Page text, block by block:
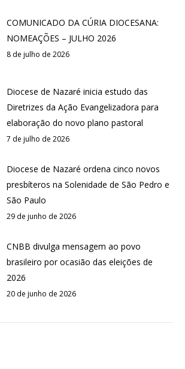
COMUNICADO DA CÚRIA DIOCESANA:
NOMEAÇÕES – JULHO 2026
8 de julho de 2026
Diocese de Nazaré inicia estudo das
Diretrizes da Ação Evangelizadora para
elaboração do novo plano pastoral
7 de julho de 2026
Diocese de Nazaré ordena cinco novos
presbíteros na Solenidade de São Pedro e
São Paulo
29 de junho de 2026
CNBB divulga mensagem ao povo
brasileiro por ocasião das eleições de
2026
20 de junho de 2026